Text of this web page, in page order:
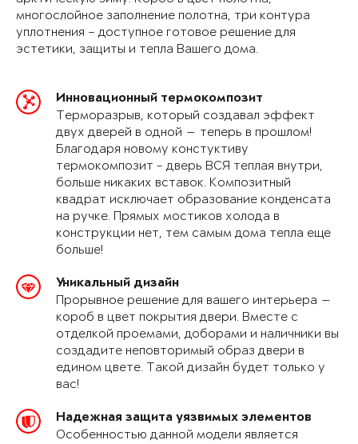
многослойное заполнение полотна, три контура
уплотнения – доступное готовое решение для
эстетики, защиты и тепла Вашего дома.
Инновационный термокомпозит
Терморазрыв, который создавал эффект
двух дверей в одной — теперь в прошлом!
Благодаря новому констуктиву
термокомпозит - дверь ВСЯ теплая внутри,
больше никаких вставок. Композитный
квадрат исключает образование конденсата
на ручке. Прямых мостиков холода в
конструкции нет, тем самым дома тепла еще
больше!
Уникальный дизайн
Прорывное решение для вашего интерьера —
короб в цвет покрытия двери. Вместе с
отделкой проемами, доборами и наличники вы
создадите неповторимый образ двери в
едином цвете. Такой дизайн будет только у
вас!
Надежная защита уязвимых элементов
Особенностью данной модели является